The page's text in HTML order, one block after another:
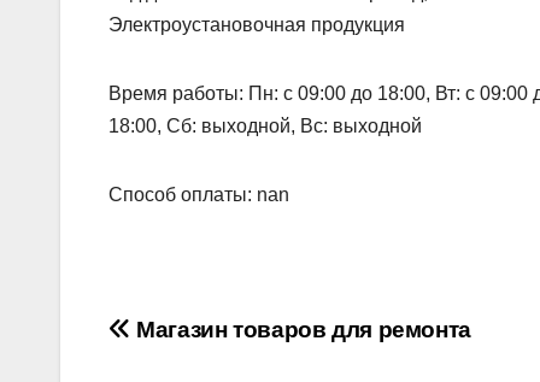
Электроустановочная продукция
Время работы: Пн: с 09:00 до 18:00, Вт: с 09:00
18:00, Сб: выходной, Вс: выходной
Способ оплаты: nan
Навигация
Магазин товаров для ремонта